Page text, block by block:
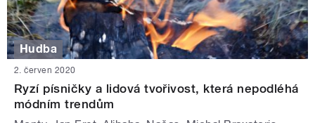
Hudba
2. červen 2020
Ryzí písničky a lidová tvořivost, která nepodléhá
módním trendům